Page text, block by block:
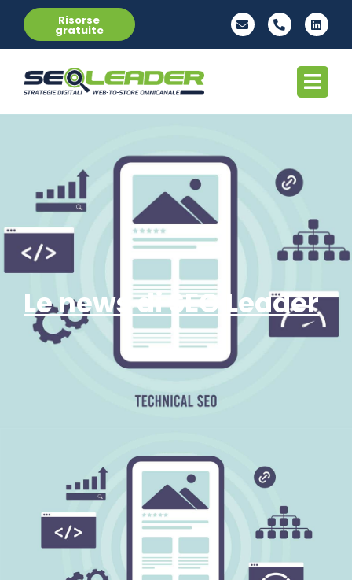
Risorse
gratuite
Le news di SEO Leader